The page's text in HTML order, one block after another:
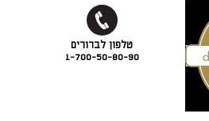
1-700-50-80-90